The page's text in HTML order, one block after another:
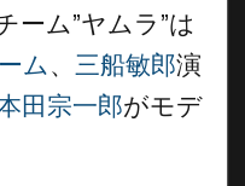
ーム”ヤムラ”は
ム 、 三船敏郎演
田宗一郎がモデ